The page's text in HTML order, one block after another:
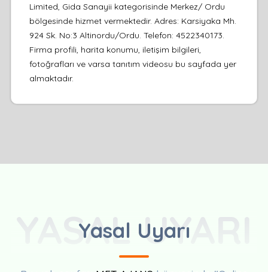
Limited, Gida Sanayii kategorisinde Merkez/ Ordu
bölgesinde hizmet vermektedir. Adres: Karsiyaka Mh.
924 Sk. No:3 Altinordu/Ordu. Telefon: 4522340173.
Firma profili, harita konumu, iletişim bilgileri,
fotoğrafları ve varsa tanıtım videosu bu sayfada yer
almaktadır.
Yasal Uyarı
YASAL UYARI